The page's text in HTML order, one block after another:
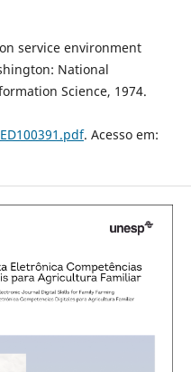
service environment
National
Science, 1974.
. Acesso em: